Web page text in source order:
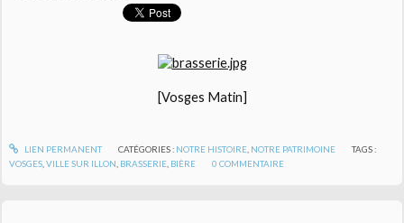
[Vosges Matin]
LIEN PERMANENT CATÉGORIES : NOTRE HISTOIRE, NOTRE PATRIMOINE
TAGS :
VOSGES ,VILLE SUR ILLON BRASSERIE BIÈRE 0 COMMENTAIRE